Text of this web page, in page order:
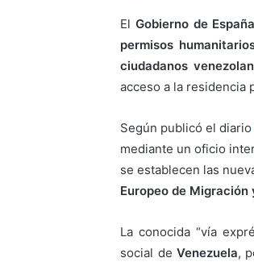
El Gobierno de España
permisos
ciudadanos
acceso a la residencia
Según publicó el diario
mediante un oficio
se establecen las
Europeo de Migración
La conocida “vía
social de Venezuela,